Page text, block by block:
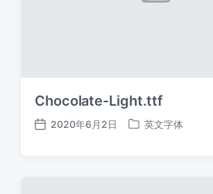
Chocolate-Light.ttf
发
2020年6月2日
发
英文字体